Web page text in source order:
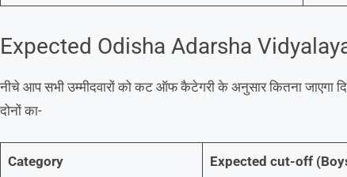
Expected Odisha Adarsha
नीचे आप सभी उम्मीदवारों को कट ऑफ कैटेगरी के अनुसार कितना
दोनों का-
Category Expected cut-off